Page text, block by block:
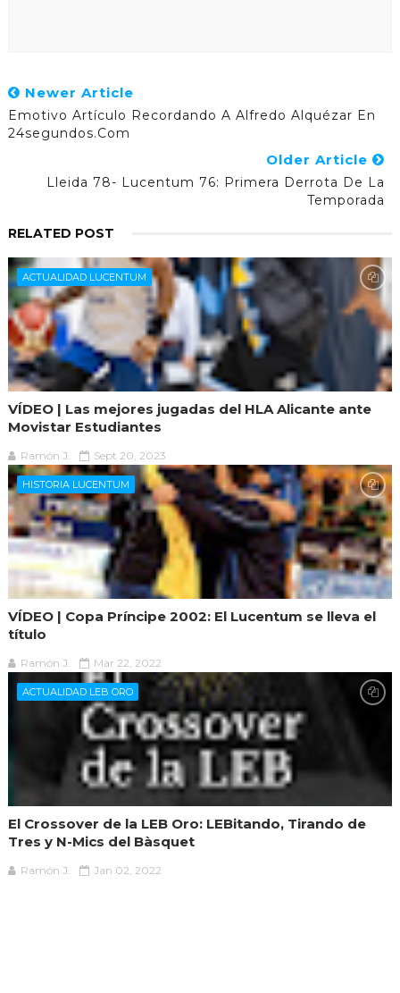
Newer Article
Emotivo Artículo Recordando A Alfredo Alquézar En
24segundos.com
Older Article
Lleida 78- Lucentum 76: Primera Derrota De La
Temporada
RELATED POST
ACTUALIDAD LUCENTUM
VÍDEO | Las mejores jugadas del HLA Alicante ante
Movistar Estudiantes
Ramón J. Sept 20, 2023
HISTORIA LUCENTUM
VÍDEO | Copa Príncipe 2002: El Lucentum se lleva el
título
Ramón J. Mar 22, 2022
ACTUALIDAD LEB ORO
El Crossover de la LEB Oro: LEBitando, Tirando de
Tres y N-Mics del Bàsquet
Ramón J. Jan 02, 2022